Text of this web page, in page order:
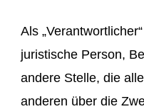
Als
juristische Person,
andere Stelle, die
anderen über die